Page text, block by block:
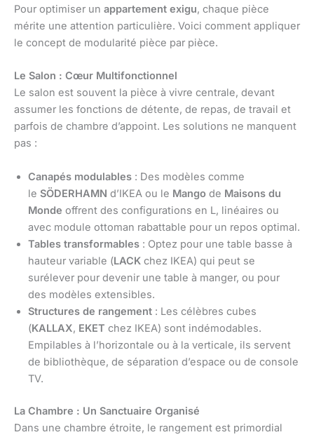
Pour optimiser un appartement exigu, chaque pièce
mérite une attention particulière. Voici comment appliquer
le concept de modularité pièce par pièce.
Le Salon : Cœur Multifonctionnel
Le salon est souvent la pièce à vivre centrale, devant
assumer les fonctions de détente, de repas, de travail et
parfois de chambre d’appoint. Les solutions ne manquent
pas :
Canapés modulables : Des modèles comme
le SÖDERHAMN d’IKEA ou le Mango de Maisons du
Monde offrent des configurations en L, linéaires ou
avec module ottoman rabattable pour un repos optimal.
Tables transformables : Optez pour une table basse à
hauteur variable (LACK chez IKEA) qui peut se
surélever pour devenir une table à manger, ou pour
des modèles extensibles.
Structures de rangement : Les célèbres cubes
(KALLAX, EKET chez IKEA) sont indémodables.
Empilables à l’horizontale ou à la verticale, ils servent
de bibliothèque, de séparation d’espace ou de console
TV.
La Chambre : Un Sanctuaire Organisé
Dans une chambre étroite, le rangement est primordial